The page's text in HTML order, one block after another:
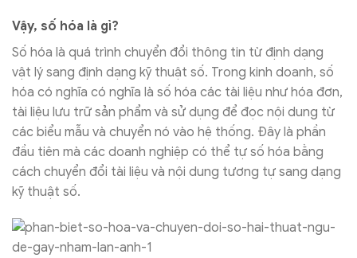
Vậy, số hóa là gì?
Số hóa là quá trình chuyển đổi thông tin từ định dạng
vật lý sang định dạng kỹ thuật số. Trong kinh doanh, số
hóa có nghĩa có nghĩa là số hóa các tài liệu như hóa đơn,
tài liệu lưu trữ sản phẩm và sử dụng để đọc nội dung từ
các biểu mẫu và chuyển nó vào hệ thống. Đây là phần
đầu tiên mà các doanh nghiệp có thể tự số hóa bằng
cách chuyển đổi tài liệu và nội dung tương tự sang dạng
kỹ thuật số.